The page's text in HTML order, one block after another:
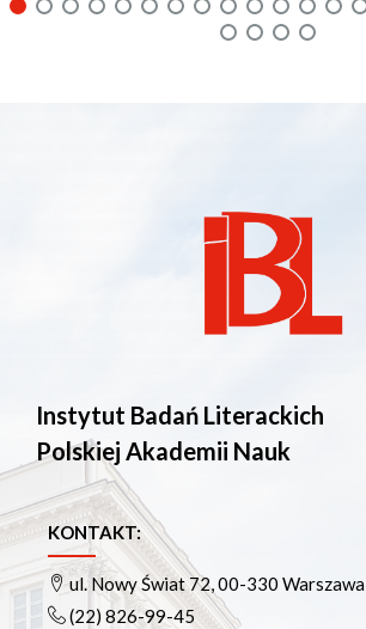
Instytut Badań Literackich
Polskiej Akademii Nauk
KONTAKT:
ul. Nowy Świat 72, 00-330 Warszawa
(22) 826-99-45